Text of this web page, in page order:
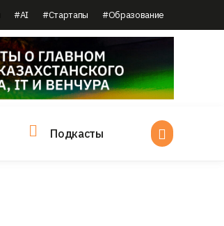
#AI #Стартапы #Образование
Подкасты